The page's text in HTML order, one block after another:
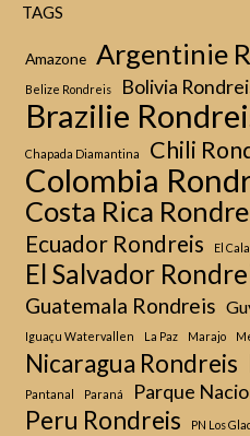
TAGS
Amazone Argentinie
Belize Rondreis Bolivia
Brazilie
Chapada Diamantina Chili
Colombia
Costa Rica
Ecuador Rondreis El
El Salvador
Guatemala Rondreis
Iguaçu Watervallen
La Paz Marajo
Nicaragua Rondreis
Pantanal Paraná Parque
Peru Rondreis PN Los